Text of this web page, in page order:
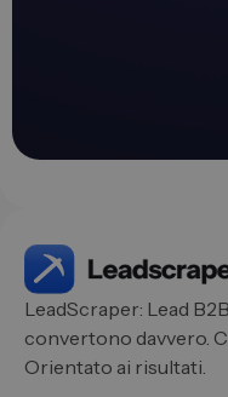
LeadScraper: Lead
convertono davvero.
Orientato ai risultati.